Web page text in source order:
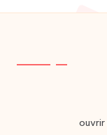
ouvrir